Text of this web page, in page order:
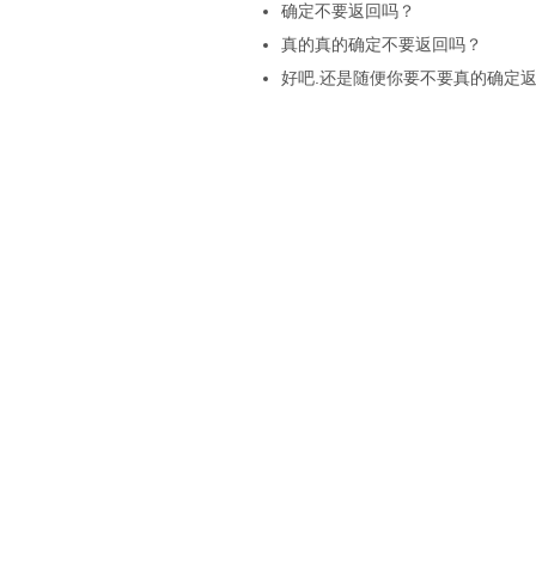
确定不要返回吗？
真的真的确定不要返回吗？
好吧.还是随便你要不要真的确定